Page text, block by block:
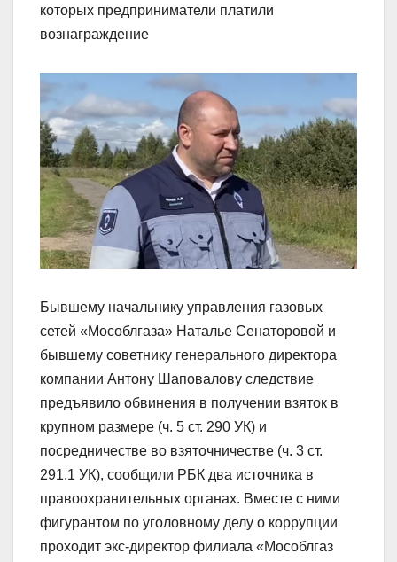
которых предприниматели платили
вознаграждение
Бывшему начальнику управления газовых
сетей «Мособлгаза» Наталье Сенаторовой и
бывшему советнику генерального директора
компании Антону Шаповалову следствие
предъявило обвинения в получении взяток в
крупном размере (ч. 5 ст. 290 УК) и
посредничестве во взяточничестве (ч. 3 ст.
291.1 УК), сообщили РБК два источника в
правоохранительных органах. Вместе с ними
фигурантом по уголовному делу о коррупции
проходит экс-директор филиала «Мособлгаз